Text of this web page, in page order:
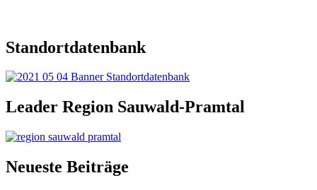
Standortdatenbank
Leader Region Sauwald-Pramtal
Neueste Beiträge